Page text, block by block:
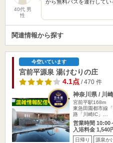
40代 男
性
から無料バスを運行して
関連情報から探す
今空いています
宮前平源泉 湯けむりの庄
4.1点/ 470 件
神奈川県 / 川
宮前平駅168m
東急田園都市線
路「川崎IC」…
営業時間 10:00
入浴料金 1,540
日帰り 源泉か